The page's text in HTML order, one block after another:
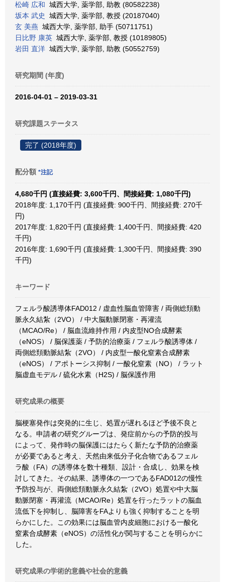
松崎 広和 城西大学, 薬学部, 助教 (80582238)
坂本 武史
城西大学, 薬学部, 教授 (20187040)
玄 美燕 城西大学, 薬学部, 助手 (50711751)
日比野 康英 城西大学, 薬学部, 教授 (10189805)
岩田 直洋 城西大学, 薬学部, 助教 (50552759)
研究期間 (年度)
2016-04-01 – 2019-03-31
研究課題ステータス
完了 (2018年度)
配分額 *注記
4,680千円 (直接経費: 3,600千円、間接経費: 1,080千円)
2018年度: 1,170千円 (直接経費: 900千円、間接経費: 270千
円)
2017年度: 1,820千円 (直接経費: 1,400千円、間接経費: 420
千円)
2016年度: 1,690千円 (直接経費: 1,300千円、間接経費: 390
千円)
キーワード
フェルラ酸誘導体FAD012 / 虚血性脳血管障害 / 両側総頚動
脈永久結紮（2VO） / 中大脳動脈閉塞・再灌流
（MCAO/Re） / 脳血流維持作用 / 内皮型NO合成酵素
（eNOS） / 脳保護薬 / 予防的治療薬 / フェルラ酸誘導体 /
両側総頚動脈結紮（2VO） / 内皮型一酸化窒素合成酵素
（eNOS） / アポトーシス抑制 / 一酸化窒素（NO） / ラット
脳虚血モデル / 硫化水素（H2S) / 脳保護作用
研究成果の概要
脳梗塞発作は突発的に生じ、処置が遅れるほど予後不良と
なる。申請者の研究グループは、発症前からの予防的投与
によって、発作時の脳保護にはたらく新たな予防的治療薬
が必要であると考え、天然由来低分子化合物であるフェル
ラ酸（FA）の誘導体を数十種類、設計・合成し、効果を検
討してきた。その結果、誘導体の一つであるFAD012の慢性
予防投与が、両側総頚動脈永久結紮（2VO）処置や中大脳
動脈閉塞・再灌流（MCAO/Re）処置を行ったラットの脳血
流低下を抑制し、脳障害をFAよりも強く抑制することを明
らかにした。この効果には脳血管内皮細胞における一酸化
窒素合成酵素（eNOS）の活性化が関与することを明らかに
した。
研究成果の学術的意義や社会的意義